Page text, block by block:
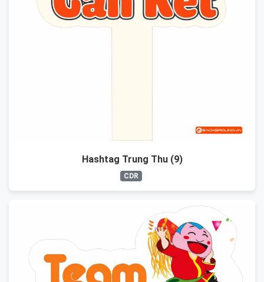
Hashtag Trung Thu (9)
CDR